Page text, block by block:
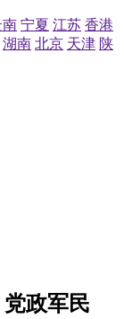
南 宁夏 江苏 香港
湖南 北京 天津 陕
政军民